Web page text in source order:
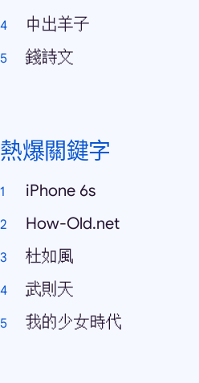
中出羊子
錢詩文
熱爆關鍵字
iPhone 6s
How-Old.net
杜如風
武則天
我的少女時代